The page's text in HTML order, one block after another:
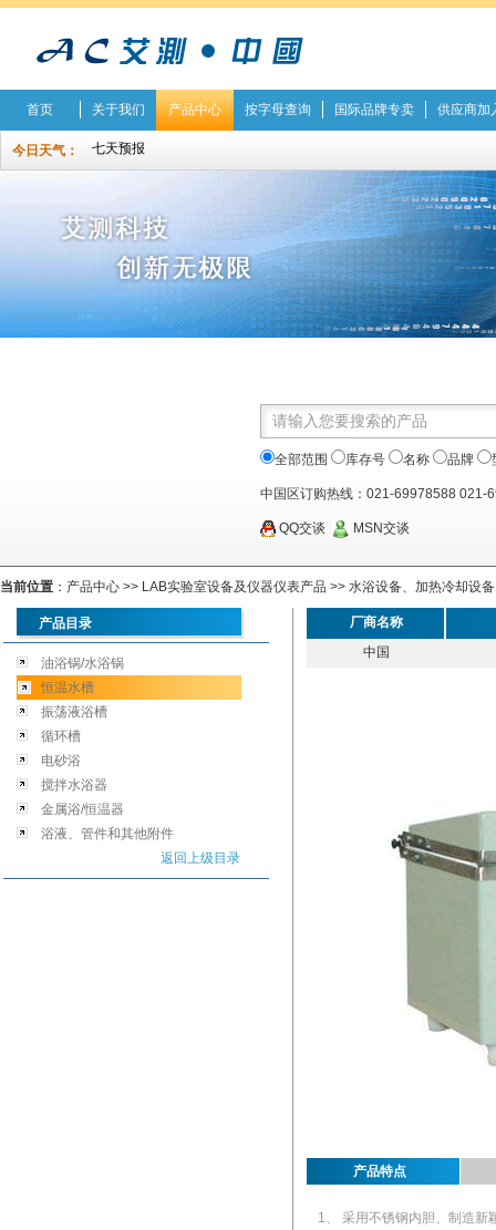
首页 关于我们 产品中心 按字母查询 国际品牌专卖 供应商加
今日天气：
全部范围 库存号 名称 品牌
中国区订购热线：021-69978588 021-
QQ交谈 MSN交谈
当前位置 ： 产品中心 >> LAB实验室设备及仪器仪表产品 >> 水浴设备、加热冷却设备
产品目录
油浴锅/水浴锅
恒温水槽
振荡液浴槽
循环槽
电砂浴
搅拌水浴器
金属浴/恒温器
浴液、管件和其他附件
返回上级目录
厂商名称
中国
产品特点
1、 采用不锈钢内胆、制造新